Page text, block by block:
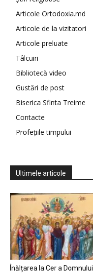
Articole Ortodoxia.md
Articole de la vizitatori
Articole preluate
Tâlcuiri
Bibliotecă video
Gustări de post
Biserica Sfinta Treime
Contacte
Profețiile timpului
Ultimele articole
Înălțarea la Cer a Domnului